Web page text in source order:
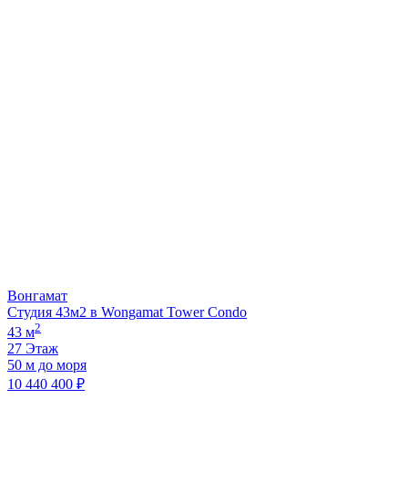
Вонгамат
Студия 43м2 в Wongamat Tower Condo
43 м2
27 Этаж
50 м до моря
10 440 400 ₽